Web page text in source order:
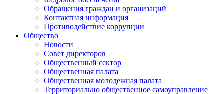
Обращения граждан и организаций
Контактная информация
Противодействие коррупции
Общество
Новости
Совет директоров
Общественный сектор
Общественная палата
Общественная молодежная палата
Территориально общественное самоуправление